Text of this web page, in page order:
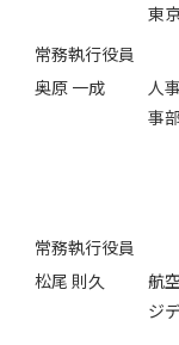
東
常務執行役員
奥原 一成
人
事
常務執行役員
松尾 則久
航
ジ